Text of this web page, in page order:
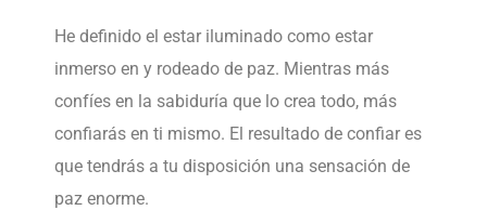
He definido el estar iluminado como estar
inmerso en y rodeado de paz. Mientras más
confíes en la sabiduría que lo crea todo, más
confiarás en ti mismo. El resultado de confiar es
que tendrás a tu disposición una sensación de
paz enorme.